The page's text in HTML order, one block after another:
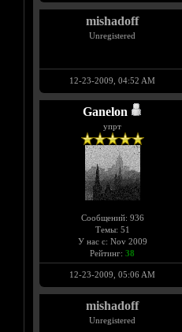
mishadoff
Unregistered
12-23-2009, 04:52 AM
Ganelon
упрт
Сообщений: 936
Темы: 51
У нас с: Nov 2009
Рейтинг: 38
12-23-2009, 05:06 AM
mishadoff
Unregistered